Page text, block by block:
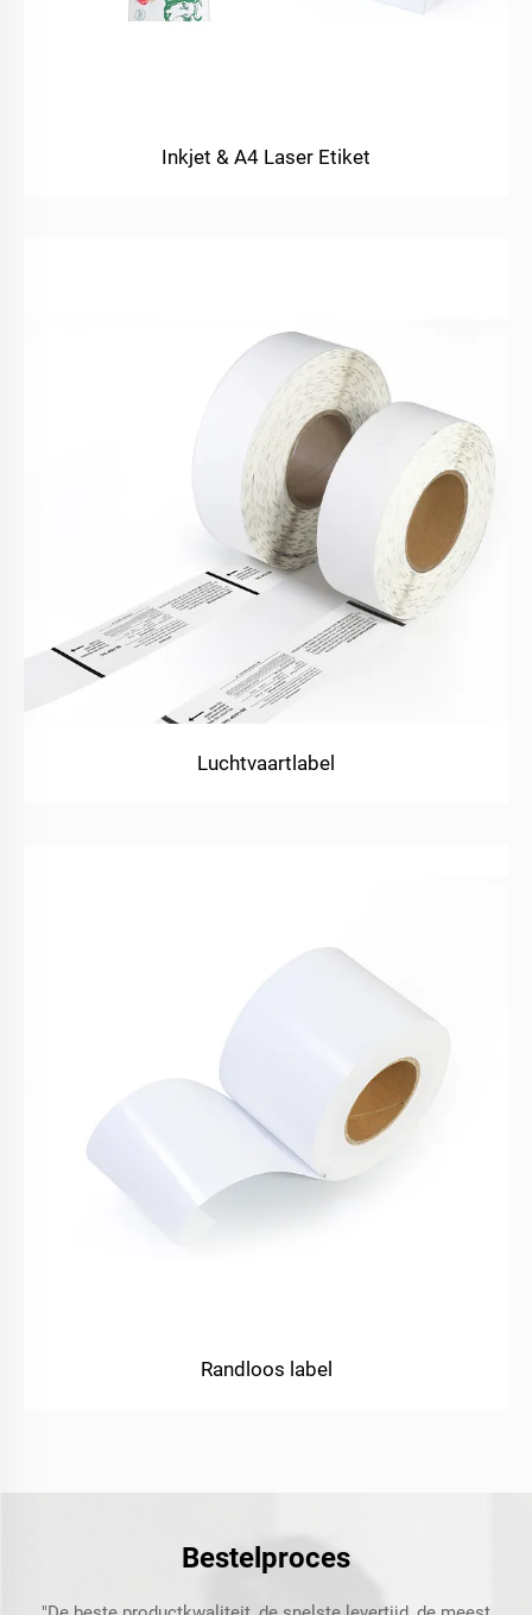
Inkjet & A4 Laser Etiket
Luchtvaartlabel
Randloos label
Bestelproces